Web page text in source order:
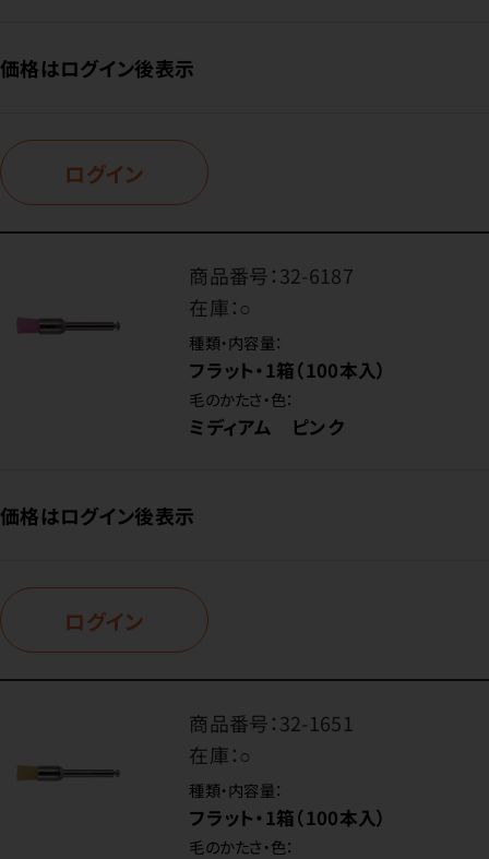
価格はログイン後表示
ログイン
商品番号：32-6187
在庫：○
種類・内容量：
フラット・1箱（100本入）
毛のかたさ・色：
ミディアム ピンク
価格はログイン後表示
ログイン
商品番号：32-1651
在庫：○
種類・内容量：
フラット・1箱（100本入）
毛のかたさ・色：